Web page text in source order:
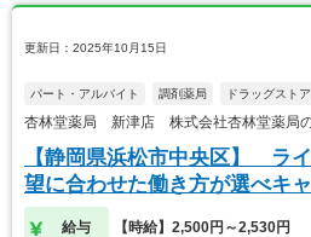
更新日：2025年10月15日
パート・アルバイト 調剤薬局 ドラッグスト
杏林堂薬局 新津店 株式会社杏林堂薬局
【静岡県浜松市中央区】 ラ
望に合わせた働き方が選べキ
給与 【時給】2,500円～2,530円